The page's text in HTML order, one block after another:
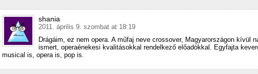
shania
2011. április 9. szombat at 18:19
Drágáim, ez nem opera. A műfaj neve crossover, Magyarországon kívül
ismert, operaénekesi kvalitásokkal rendelkező előadókkal. Egyfajta
musical is, opera is, pop is.